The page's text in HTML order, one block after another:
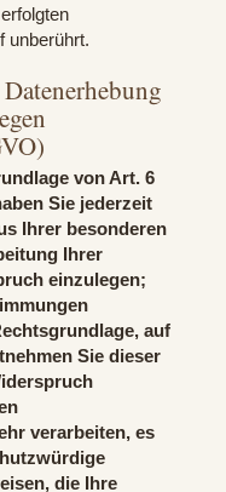
unberührt.
von Art. 6
Sie jederzeit
Ihrer besonderen
Ihrer
einzulegen;
auf
Sie dieser
verarbeiten, es
die Ihre